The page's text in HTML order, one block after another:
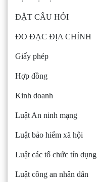
ĐẶT CÂU HỎI
ĐO ĐẠC ĐỊA CHÍNH
Giấy phép
Hợp đồng
Kinh doanh
Luật An ninh mạng
Luật bảo hiểm xã hội
Luật các tổ chức tín dụng
Luật công an nhân dân